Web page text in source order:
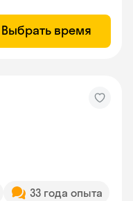
Выбрать время
33 года опыта